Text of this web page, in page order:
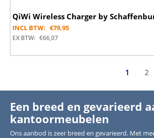
QiWi Wireless Charger by
INCL BTW: €79,95
EX BTW: €66,07
1 2
Een breed en gevarieerd
kantoormeubelen
Ons aanbod is zeer breed en gevarieerd. Met